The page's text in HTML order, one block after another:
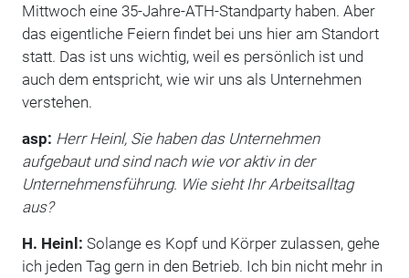
Mittwoch eine 35-Jahre-ATH-Standparty haben. Aber
das eigentliche Feiern findet bei uns hier am Standort
statt. Das ist uns wichtig, weil es persönlich ist und
auch dem entspricht, wie wir uns als Unternehmen
verstehen.
asp: Herr Heinl, Sie haben das Unternehmen
aufgebaut und sind nach wie vor aktiv in der
Unternehmensführung. Wie sieht Ihr Arbeitsalltag
aus?
H. Heinl: Solange es Kopf und Körper zulassen, gehe
ich jeden Tag gern in den Betrieb. Ich bin nicht mehr in